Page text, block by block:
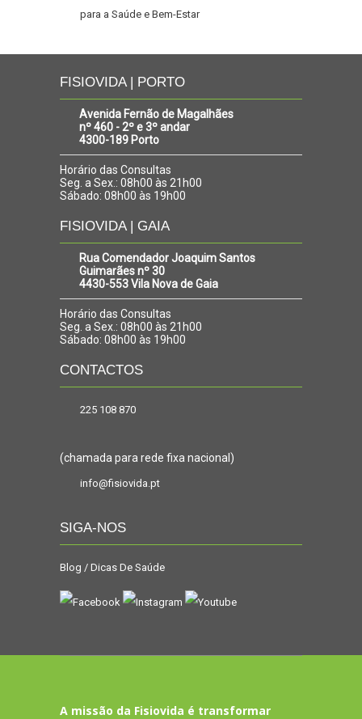
para a Saúde e Bem-Estar
FISIOVIDA | PORTO
Avenida Fernão de Magalhães
nº 460 - 2º e 3º andar
4300-189 Porto
Horário das Consultas
Seg. a Sex.: 08h00 às 21h00
Sábado: 08h00 às 19h00
FISIOVIDA | GAIA
Rua Comendador Joaquim Santos
Guimarães nº 30
4430-553 Vila Nova de Gaia
Horário das Consultas
Seg. a Sex.: 08h00 às 21h00
Sábado: 08h00 às 19h00
CONTACTOS
225 108 870
(chamada para rede fixa nacional)
info@fisiovida.pt
SIGA-NOS
Blog / Dicas De Saúde
A missão da Fisiovida é transformar